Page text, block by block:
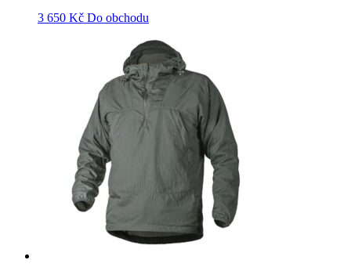
3 650 Kč Do obchodu